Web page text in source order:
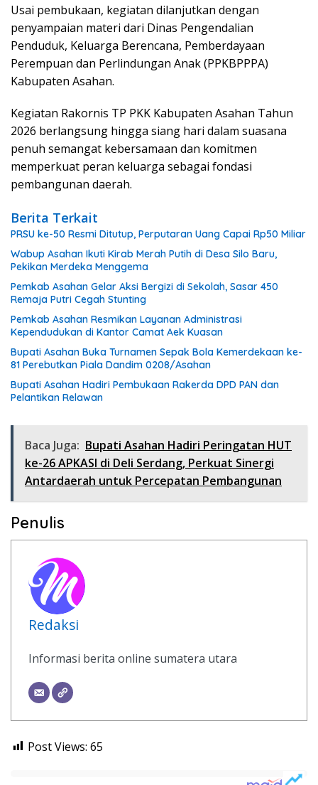
Usai pembukaan, kegiatan dilanjutkan dengan
penyampaian materi dari Dinas Pengendalian
Penduduk, Keluarga Berencana, Pemberdayaan
Perempuan dan Perlindungan Anak (PPKBPPPA)
Kabupaten Asahan.
Kegiatan Rakornis TP PKK Kabupaten Asahan Tahun
2026 berlangsung hingga siang hari dalam suasana
penuh semangat kebersamaan dan komitmen
memperkuat peran keluarga sebagai fondasi
pembangunan daerah.
Berita Terkait
PRSU ke-50 Resmi Ditutup, Perputaran Uang Capai Rp50 Miliar
Wabup Asahan Ikuti Kirab Merah Putih di Desa Silo Baru,
Pekikan Merdeka Menggema
Pemkab Asahan Gelar Aksi Bergizi di Sekolah, Sasar 450
Remaja Putri Cegah Stunting
Pemkab Asahan Resmikan Layanan Administrasi
Kependudukan di Kantor Camat Aek Kuasan
Bupati Asahan Buka Turnamen Sepak Bola Kemerdekaan ke-
81 Perebutkan Piala Dandim 0208/Asahan
Bupati Asahan Hadiri Pembukaan Rakerda DPD PAN dan
Pelantikan Relawan
Baca Juga: Bupati Asahan Hadiri Peringatan HUT
ke-26 APKASI di Deli Serdang, Perkuat Sinergi
Antardaerah untuk Percepatan Pembangunan
Penulis
Redaksi
Informasi berita online sumatera utara
Post Views: 65